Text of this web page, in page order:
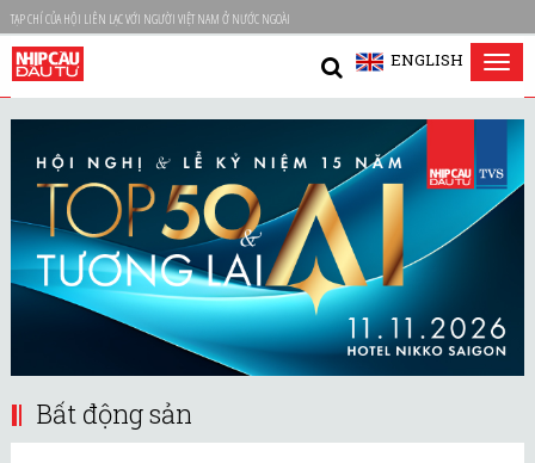
TẠP CHÍ CỦA HỘI LIÊN LẠC VỚI NGƯỜI VIỆT NAM Ở NƯỚC NGOÀI
ENGLISH
Bất động sản